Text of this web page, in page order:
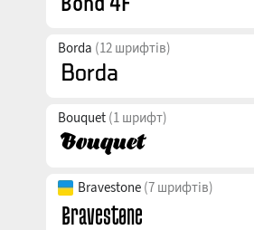
Borda (12 шрифтів)
Bouquet (1 шрифт)
Bravestone (7 шрифтів)